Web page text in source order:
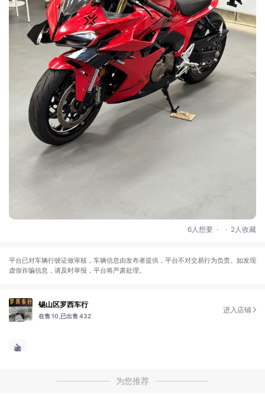
6人想要 . . 2人收藏
平台已对车辆行驶证做审核，车辆信息由发布者提供，平台不对交易行为负责。如发现
虚假诈骗信息，请及时举报，平台将严肃处理。
锡山区罗西车行
在售 10, 已出售 432
进入店铺
为您推荐